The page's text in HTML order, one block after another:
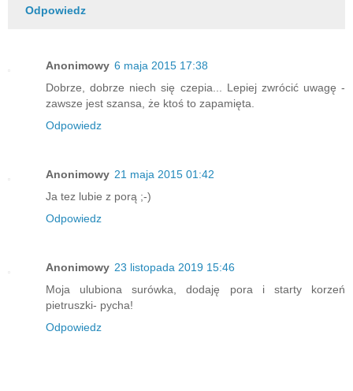
Odpowiedz
Anonimowy 6 maja 2015 17:38
Dobrze, dobrze niech się czepia... Lepiej zwrócić uwagę -
zawsze jest szansa, że ktoś to zapamięta.
Odpowiedz
Anonimowy 21 maja 2015 01:42
Ja tez lubie z porą ;-)
Odpowiedz
Anonimowy 23 listopada 2019 15:46
Moja ulubiona surówka, dodaję pora i starty korzeń
pietruszki- pycha!
Odpowiedz